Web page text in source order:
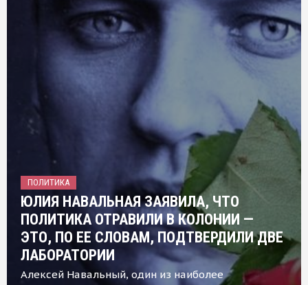
ПОЛИТИКА
ЮЛИЯ НАВАЛЬНАЯ ЗАЯВИЛА, ЧТО
ПОЛИТИКА ОТРАВИЛИ В КОЛОНИИ —
ЭТО, ПО ЕЕ СЛОВАМ, ПОДТВЕРДИЛИ ДВЕ
ЛАБОРАТОРИИ
Алексей Навальный, один из наиболее